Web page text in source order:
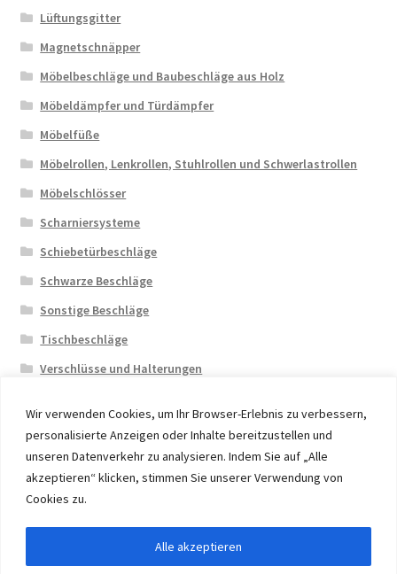
Wir verwenden Cookies, um Ihr Browser-Erlebnis zu verbessern,
personalisierte Anzeigen oder Inhalte bereitzustellen und
unseren Datenverkehr zu analysieren. Indem Sie auf „Alle
akzeptieren“ klicken, stimmen Sie unserer Verwendung von
Cookies zu.
Alle akzeptieren
Lüftungsgitter
Magnetschnäpper
Möbelbeschläge und Baubeschläge aus Holz
Möbeldämpfer und Türdämpfer
Möbelfüße
Möbelrollen, Lenkrollen, Stuhlrollen und Schwerlastrollen
Möbelschlösser
Scharniersysteme
Schiebetürbeschläge
Schwarze Beschläge
Sonstige Beschläge
Tischbeschläge
Verschlüsse und Halterungen
© 2026 Eruon Trade UG, Germany, member of the ERUON